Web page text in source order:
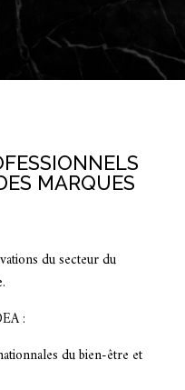
MARQUES
du secteur du
:
du bien-être et